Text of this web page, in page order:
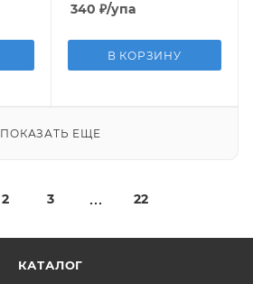
340 ₽/упа
В КОРЗИНУ
ПОКАЗАТЬ ЕЩЕ
2 3 22
КАТАЛОГ